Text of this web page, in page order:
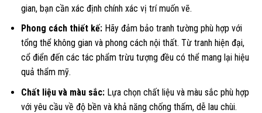
gian, bạn cần xác định chính xác vị trí muốn vẽ.
Phong cách thiết kế:Hãy đảm bảo tranh tường phù hợp với
tổng thể không gian và phong cách nội thất. Từ tranh hiện đại,
cổ điển đến các tác phẩm trừu tượng đều có thể mang lại hiệu
quả thẩm mỹ.
Chất liệu và màu sắc:Lựa chọn chất liệu và màu sắc phù hợp
với yêu cầu về độ bền và khả năng chống thấm, dễ lau chùi.